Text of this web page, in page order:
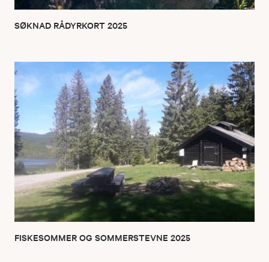
SØKNAD RÅDYRKORT 2025
FISKESOMMER OG SOMMERSTEVNE 2025